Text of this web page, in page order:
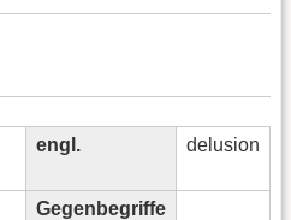
engl. delusion
Gegenbegriffe